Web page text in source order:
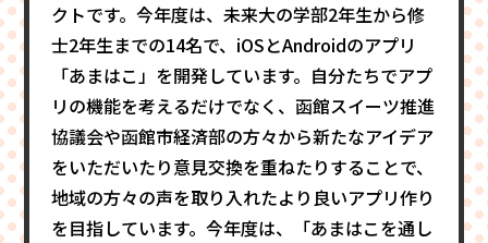
クトです。今年度は、未来大の学部2年生から修
士2年生までの14名で、iOSとAndroidのアプリ
「あまはこ」を開発しています。自分たちでアプ
リの機能を考えるだけでなく、函館スイーツ推進
協議会や函館市経済部の方々から新たなアイデア
をいただいたり意見交換を重ねたりすることで、
地域の方々の声を取り入れたより良いアプリ作り
を目指しています。今年度は、「あまはこを通し